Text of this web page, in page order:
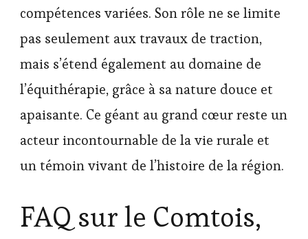
compétences variées. Son rôle ne se limite
pas seulement aux travaux de traction,
mais s’étend également au domaine de
l’équithérapie, grâce à sa nature douce et
apaisante. Ce géant au grand cœur reste un
acteur incontournable de la vie rurale et
un témoin vivant de l’histoire de la région.
FAQ sur le Comtois,